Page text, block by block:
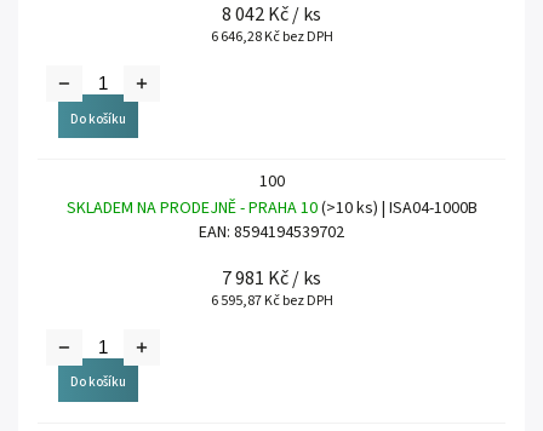
8 042 Kč/ ks
6 646,28 Kč bez DPH
Do košíku
100
SKLADEM NA PRODEJNĚ - PRAHA 10(>10 ks) | ISA04-1000B
EAN: 8594194539702
7 981 Kč/ ks
6 595,87 Kč bez DPH
Do košíku